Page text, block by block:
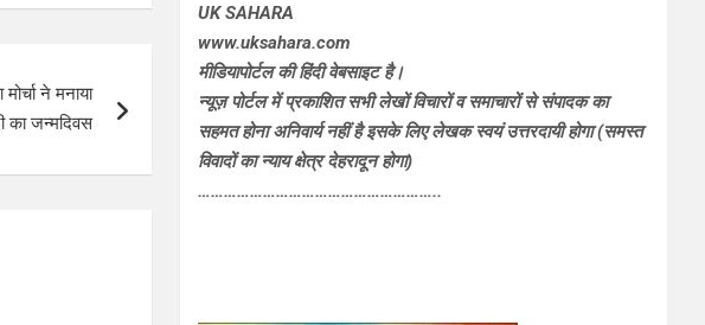
ने मनाया
का जन्मदिवस
UK SAHARA
www.uksahara.com
मीडियापोर्टल की हिंदी वेबसाइट है।
न्यूज़ पोर्टल में प्रकाशित सभी लेखों विचारों व समाचारों से संपादक का
सहमत होना अनिवार्य नहीं है इसके लिए लेखक स्वयं उत्तरदायी होगा (समस्त
विवादों का न्याय क्षेत्र देहरादून होगा)
………………………………………………..